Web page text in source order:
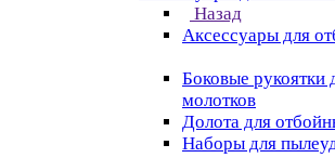
Назад
Аксессуары для
Боковые рукоятки
молотков
Долота для
Наборы для